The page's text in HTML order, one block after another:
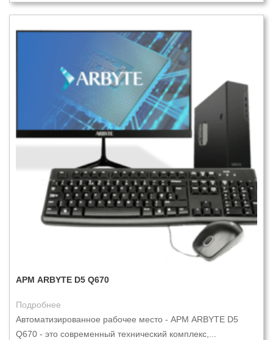
АРМ ARBYTE D5 Q670
Подробнее
Автоматизированное рабочее место - АРМ ARBYTE D5
Q670 - это современный технический комплекс,...